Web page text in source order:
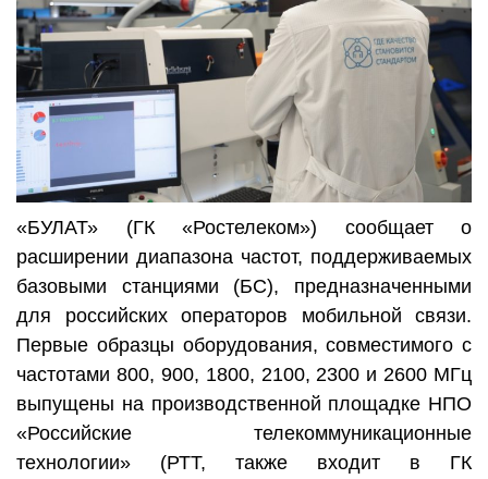
«БУЛАТ» (ГК «Ростелеком») сообщает о
расширении диапазона частот, поддерживаемых
базовыми станциями (БС), предназначенными
для российских операторов мобильной связи.
Первые образцы оборудования, совместимого с
частотами 800, 900, 1800, 2100, 2300 и 2600 МГц
выпущены на производственной площадке НПО
«Российские телекоммуникационные
технологии» (РТТ, также входит в ГК